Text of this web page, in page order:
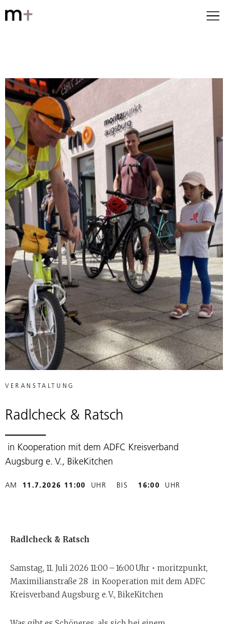
VERANSTALTUNG
Radlcheck & Ratsch
in Kooperation mit dem ADFC Kreisverband
Augsburg e. V., BikeKitchen
AM 11.7.2026 11:00 UHR BIS 16:00 UHR
Radlcheck & Ratsch
Samstag, 11. Juli 2026 11:00 – 16:00 Uhr • moritzpunkt,
Maximilianstraße 28 in Kooperation mit dem ADFC
Kreisverband Augsburg e. V., BikeKitchen